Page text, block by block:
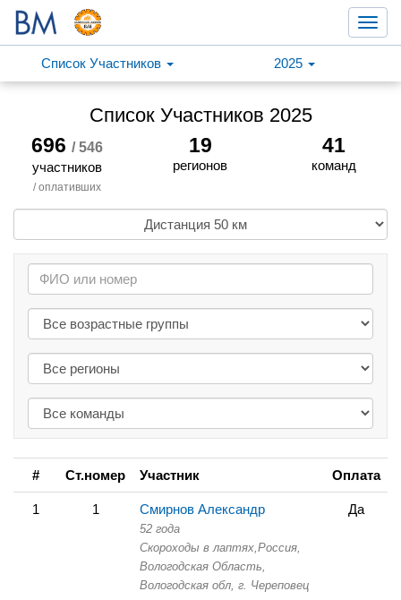
Список Участников
2025
Список Участников 2025
696 / 546
участников
/ оплативших
19
регионов
41
команд
# Ст.номер Участник Оплата
1 1 Смирнов Александр
52 года
Скороходы в лаптях, Россия,
Вологодская Область,
Вологодская обл, г. Череповец
Да